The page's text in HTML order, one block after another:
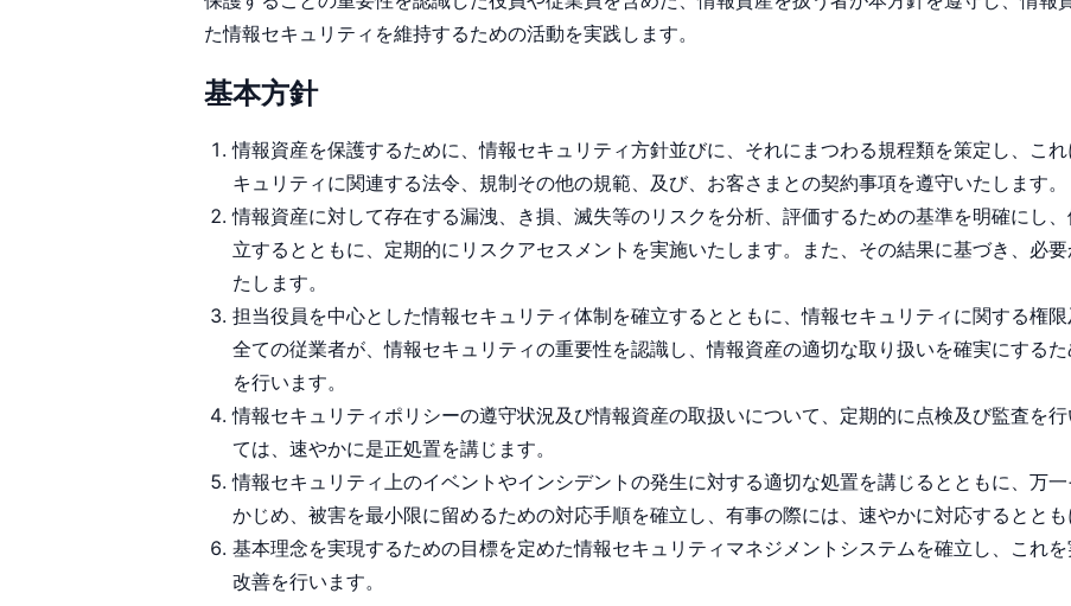
た情報セキュリティを維持するための活動を実践します。
基本方針
情報資産を保護するために、情報セキュリティ方針並びに、それにまつわる規程類を策定し、こ
キュリティに関連する法令、規制その他の規範、及び、お客さまとの契約事項を遵守いたします。
情報資産に対して存在する漏洩、き損、滅失等のリスクを分析、評価するための基準を明確にし
立するとともに、定期的にリスクアセスメントを実施いたします。また、その結果に基づき、必
たします。
担当役員を中心とした情報セキュリティ体制を確立するとともに、情報セキュリティに関する権限
全ての従業者が、情報セキュリティの重要性を認識し、情報資産の適切な取り扱いを確実にする
を行います。
情報セキュリティポリシーの遵守状況及び情報資産の取扱いについて、定期的に点検及び監査を
ては、速やかに是正処置を講じます。
情報セキュリティ上のイベントやインシデントの発生に対する適切な処置を講じるとともに、万
かじめ、被害を最小限に留めるための対応手順を確立し、有事の際には、速やかに対応するととも
基本理念を実現するための目標を定めた情報セキュリティマネジメントシステムを確立し、これを
改善を行います。